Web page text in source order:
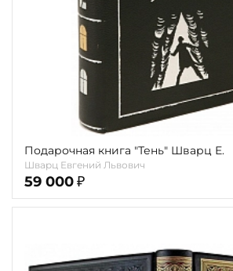
Подарочная книга "Тень" Шварц Е.
Шварц Евгений Львович
59 000 ₽